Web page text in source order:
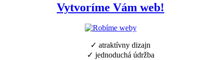
Vytvoríme Vám web!
✓ atraktívny dizajn
✓ jednoduchá údržba